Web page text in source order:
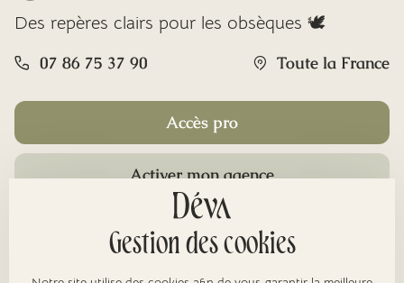
Des repères clairs pour les obsèques 🕊️
07 86 75 37 90 Toute la France
Accès pro
Activer mon agence
Gestion des cookies